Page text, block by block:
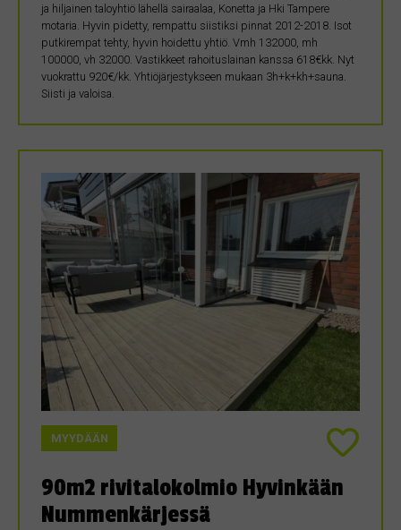
ja hiljainen taloyhtiö lähellä sairaalaa, Konetta ja Hki Tampere
motaria. Hyvin pidetty, rempattu siistiksi pinnat 2012-2018. Isot
putkirempat tehty, hyvin hoidettu yhtiö. Vmh 132000, mh
100000, vh 32000. Vastikkeet rahoituslainan kanssa 618€kk. Nyt
vuokrattu 920€/kk. Yhtiöjärjestykseen mukaan 3h+k+kh+sauna.
Siisti ja valoisa.
MYYDÄÄN
90m2 rivitalokolmio Hyvinkään
Nummenkärjessä